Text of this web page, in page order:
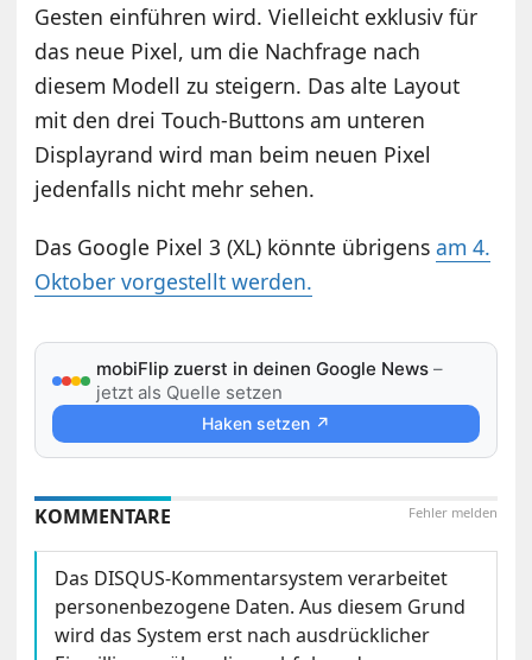
Gesten einführen wird. Vielleicht exklusiv für
das neue Pixel, um die Nachfrage nach
diesem Modell zu steigern. Das alte Layout
mit den drei Touch-Buttons am unteren
Displayrand wird man beim neuen Pixel
jedenfalls nicht mehr sehen.
Das Google Pixel 3 (XL) könnte übrigensam 4.
Oktober vorgestellt werden.
mobiFlip zuerst in deinen Google News –
jetzt als Quelle setzen
Haken setzen ↗
Fehler melden
KOMMENTARE
Das DISQUS-Kommentarsystem verarbeitet
personenbezogene Daten. Aus diesem Grund
wird das System erst nach ausdrücklicher